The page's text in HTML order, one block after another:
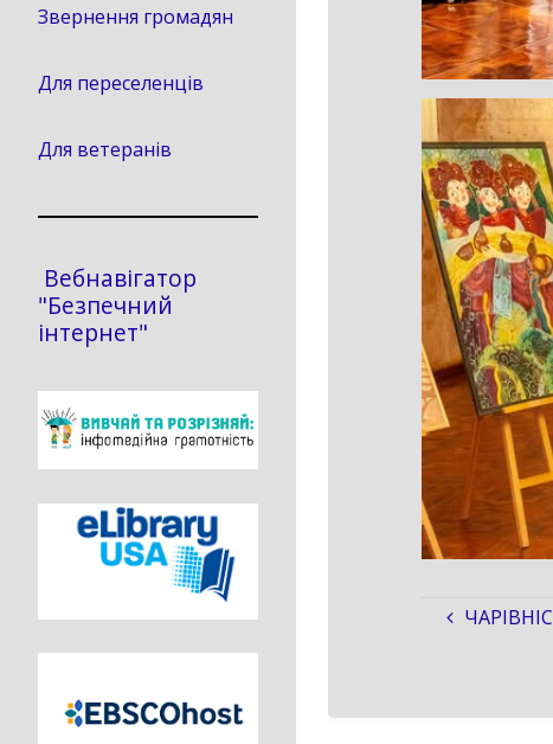
Звернення громадян
Для переселенців
Для ветеранів
Вебнавігатор
"Безпечний
інтернет"